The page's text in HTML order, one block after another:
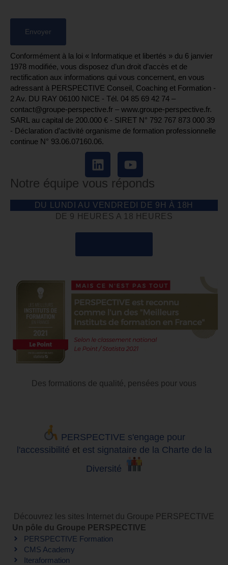
Conformément à la loi « Informatique et libertés » du 6 janvier
1978 modifiée, vous disposez d’un droit d’accès et de
rectification aux informations qui vous concernent, en vous
adressant à PERSPECTIVE Conseil, Coaching et Formation -
2 Av. DU RAY 06100 NICE - Tél. 04 85 69 42 74⁩ –
contact@groupe-perspective.fr – www.groupe-perspective.fr.
SARL au capital de 200.000 € - SIRET N° 792 767 873 000 39
- Déclaration d’activité organisme de formation professionnelle
continue N° 93.06.07160.06.
Notre équipe vous réponds
DU LUNDI AU VENDREDI DE 9H À 18H
DE 9 HEURES A 18 HEURES
Des formations de qualité, pensées pour vous
PERSPECTIVE s'engage pour
l'accessibilité et est signataire de la Charte de la
Diversité
Découvrez les sites Internet du Groupe PERSPECTIVE
Un pôle du Groupe PERSPECTIVE
PERSPECTIVE Formation
CMS Academy
Iteraformation